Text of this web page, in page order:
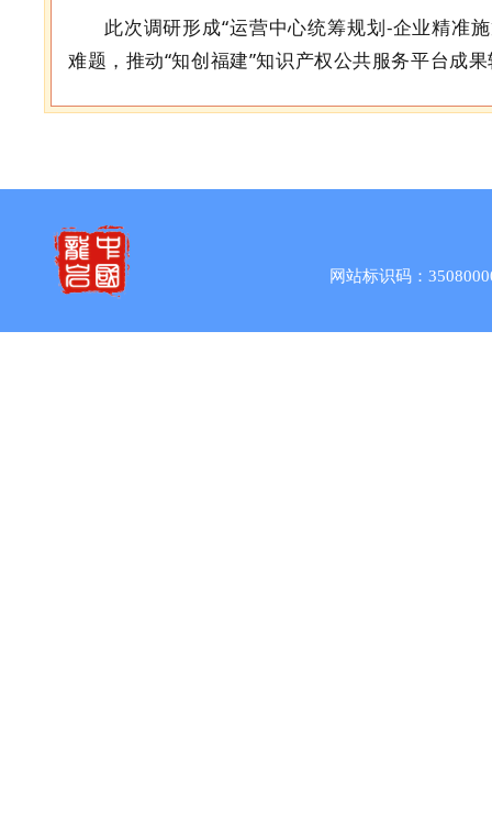
此次调研形成“运营中心统筹规划-企业精准
难题，推动“知创福建”知识产权公共服务平台成果
网站标识码：